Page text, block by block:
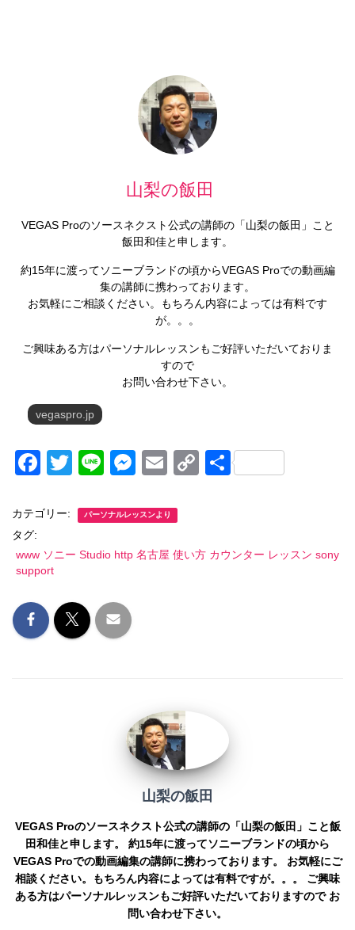
山梨の飯田
VEGAS Proのソースネクスト公式の講師の「山梨の飯田」こと
飯田和佳と申します。
約15年に渡ってソニーブランドの頃からVEGAS Proでの動画編
集の講師に携わっております。
お気軽にご相談ください。もちろん内容によっては有料です
が。。。
ご興味ある方はパーソナルレッスンもご好評いただいておりま
すので
お問い合わせ下さい。
vegaspro.jp
F
c
b
o
k
T
tt
Li
e
M
ss
n
E
ail
C
Li
共
カテゴリー: パーソナルレッスンより
タグ:
www ソニー Studio http 名古屋 使い方 カウンター レッスン sony
support
山梨の飯田
VEGAS Proのソースネクスト公式の講師の「山梨の飯田」こと飯
田和佳と申します。 約15年に渡ってソニーブランドの頃から
VEGAS Proでの動画編集の講師に携わっております。 お気軽にご
相談ください。もちろん内容によっては有料ですが。。。 ご興味
ある方はパーソナルレッスンもご好評いただいておりますので お
問い合わせ下さい。